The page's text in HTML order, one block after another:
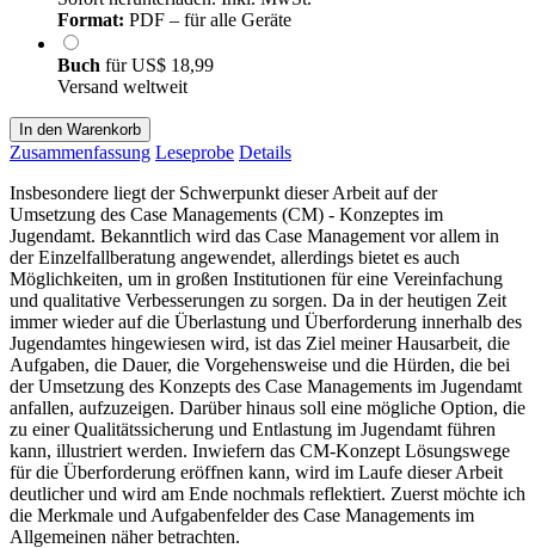
Format: PDF – für alle Geräte
Buch fürUS$ 18,99
Versand weltweit
In den Warenkorb
Zusammenfassung Leseprobe Details
Insbesondere liegt der Schwerpunkt dieser Arbeit auf der
Umsetzung des Case Managements (CM) - Konzeptes im
Jugendamt. Bekanntlich wird das Case Management vor allem in
der Einzelfallberatung angewendet, allerdings bietet es auch
Möglichkeiten, um in großen Institutionen für eine Vereinfachung
und qualitative Verbesserungen zu sorgen. Da in der heutigen Zeit
immer wieder auf die Überlastung und Überforderung innerhalb des
Jugendamtes hingewiesen wird, ist das Ziel meiner Hausarbeit, die
Aufgaben, die Dauer, die Vorgehensweise und die Hürden, die bei
der Umsetzung des Konzepts des Case Managements im Jugendamt
anfallen, aufzuzeigen. Darüber hinaus soll eine mögliche Option, die
zu einer Qualitätssicherung und Entlastung im Jugendamt führen
kann, illustriert werden. Inwiefern das CM-Konzept Lösungswege
für die Überforderung eröffnen kann, wird im Laufe dieser Arbeit
deutlicher und wird am Ende nochmals reflektiert. Zuerst möchte ich
die Merkmale und Aufgabenfelder des Case Managements im
Allgemeinen näher betrachten.